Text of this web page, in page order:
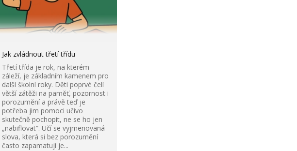
Jak zvládnout třetí třídu
Třetí třída je rok, na kterém
záleží, je základním kamenem pro
další školní roky. Děti poprvé čelí
větší zátěži na paměť, pozornost i
porozumění a právě teď je
potřeba jim pomoci učivo
skutečně pochopit, ne se ho jen
„nabiflovat“. Učí se vyjmenovaná
slova, která si bez porozumění
často zapamatují je...